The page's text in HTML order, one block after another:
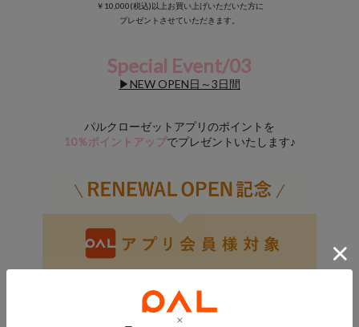
￥10,000(税込)以上お買い上げいただいた方に
プレゼントさせていただきます。
Special Event/03
▶NEW OPEN日～3日間
パルクローゼットアプリのポイントを
10％ポイントアップでプレゼントいたします♪